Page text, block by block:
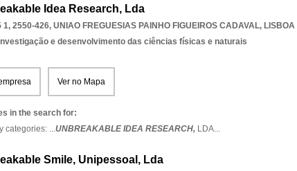
Idea Research, Lda
1, 2550-426, UNIAO FREGUESIAS PAINHO FIGUEIROS CADAVAL, LISBOA
e desenvolvimento das ciências físicas e naturais
Ver no Mapa
in the search for:
categories: ...UNBREAKABLE IDEA RESEARCH, LDA...
Smile, Unipessoal, Lda